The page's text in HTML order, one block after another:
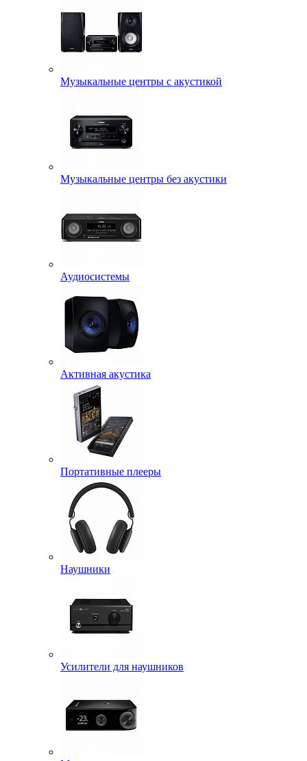
Музыкальные центры с акустикой
Музыкальные центры без акустики
Аудиосистемы
Активная акустика
Портативные плееры
Наушники
Усилители для наушников